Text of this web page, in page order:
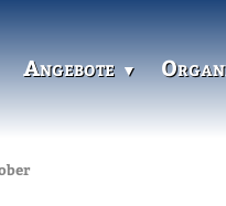
Angebote